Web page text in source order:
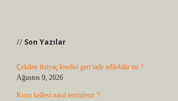
Son Yazılar
Çekilen ihtiyaç kredisi geri iade edilebilir mi ?
Ağustos 9, 2026
Kuzu kellesi nasıl temizlenir ?